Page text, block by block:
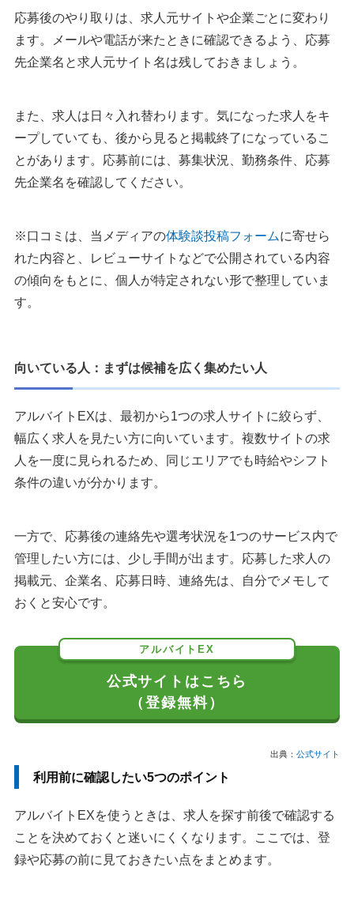
応募後のやり取りは、求人元サイトや企業ごとに変わり
ます。メールや電話が来たときに確認できるよう、応募
先企業名と求人元サイト名は残しておきましょう。
また、求人は日々入れ替わります。気になった求人をキ
ープしていても、後から見ると掲載終了になっているこ
とがあります。応募前には、募集状況、勤務条件、応募
先企業名を確認してください。
※口コミは、当メディアの体験談投稿フォームに寄せら
れた内容と、レビューサイトなどで公開されている内容
の傾向をもとに、個人が特定されない形で整理していま
す。
向いている人：まずは候補を広く集めたい人
アルバイトEXは、最初から1つの求人サイトに絞らず、
幅広く求人を見たい方に向いています。複数サイトの求
人を一度に見られるため、同じエリアでも時給やシフト
条件の違いが分かります。
一方で、応募後の連絡先や選考状況を1つのサービス内で
管理したい方には、少し手間が出ます。応募した求人の
掲載元、企業名、応募日時、連絡先は、自分でメモして
おくと安心です。
アルバイトEX
公式サイトはこちら
（登録無料）
出典： 公式サイト
利用前に確認したい5つのポイント
アルバイトEXを使うときは、求人を探す前後で確認する
ことを決めておくと迷いにくくなります。ここでは、登
録や応募の前に見ておきたい点をまとめます。